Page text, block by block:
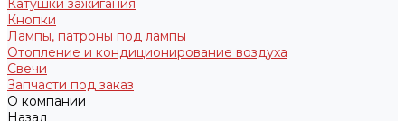
Катушки зажигания
Кнопки
Лампы, патроны под лампы
Отопление и кондиционирование воздуха
Свечи
Запчасти под заказ
О компании
Назад